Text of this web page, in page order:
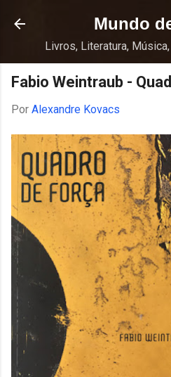
Pular para o
Mundo
Livros, Literatura,
Fabio Weintraub -
Por Alexandre Kovacs